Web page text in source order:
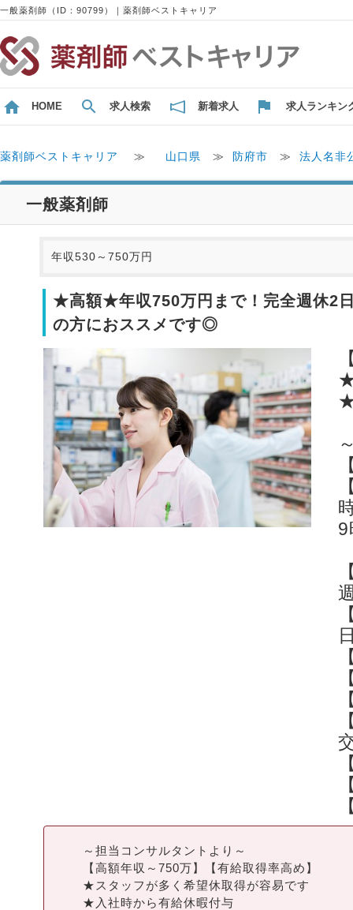
一般薬剤師（ID：90799）｜薬剤師ベストキャリア
HOME 求人検索 新着求人 求人ランキン
薬剤師ベストキャリア ≫ 山口県 ≫ 防府市 ≫ 法人名非
一般薬剤師
年収530～750万円
★高額★年収750万円まで！完全週休2
の方におススメです◎
～担当コンサルタントより～
【高額年収～750万】【有給取得率高め】
★スタッフが多く希望休取得が容易です
★入社時から有給休暇付与